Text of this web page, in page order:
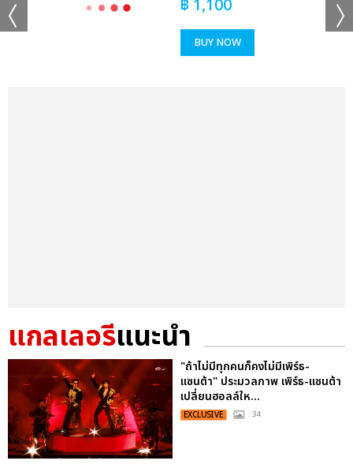
฿ 1,100
BUY NOW
แกลเลอรีแนะนำ
"ถ้าไม่มีทุกคนก็คงไม่มีเพิร์ธ-
แซนต้า" ประมวลภาพ เพิร์ธ-แซนต้า
เปลี่ยนฮอลล์ให...
EXCLUSIVE : 34